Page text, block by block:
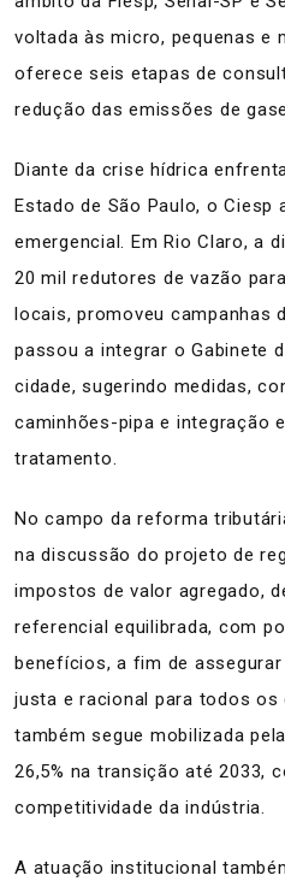
voltada às micro, pequenas e
oferece seis etapas de
redução das emissões de
Diante da crise hídrica
Estado de São Paulo, o Ciesp
emergencial. Em Rio Claro, a
20 mil redutores de vazão
locais, promoveu campanhas
passou a integrar o Gabinete
cidade, sugerindo medidas,
caminhões-pipa e integração
tratamento.
No campo da reforma
na discussão do projeto de
impostos de valor agregado,
referencial equilibrada, com
benefícios, a fim de
justa e racional para todos os
também segue mobilizada
26,5% na transição até 2033,
competitividade da indústria.
A atuação institucional